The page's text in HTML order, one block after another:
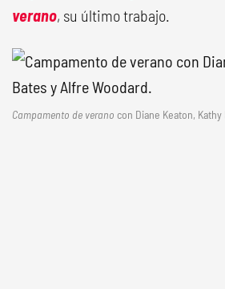
verano, su último trabajo.
Campamento de verano con Diane Keaton,